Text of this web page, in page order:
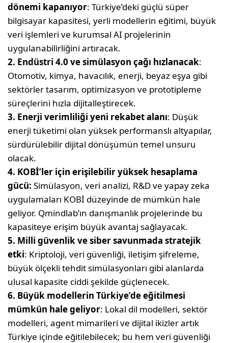
dönemi kapanıyor: Türkiye’deki güçlü süper
bilgisayar kapasitesi, yerli modellerin eğitimi, büyük
veri işlemleri ve kurumsal AI projelerinin
uygulanabilirliğini artıracak.
2. Endüstri 4.0 ve simülasyon çağı hızlanacak:
Otomotiv, kimya, havacılık, enerji, beyaz eşya gibi
sektörler tasarım, optimizasyon ve prototipleme
süreçlerini hızla dijitalleştirecek.
3. Enerji verimliliği yeni rekabet alanı: Düşük
enerji tüketimi olan yüksek performanslı altyapılar,
sürdürülebilir dijital dönüşümün temel unsuru
olacak.
4. KOBİ’ler için erişilebilir yüksek hesaplama
gücü: Simülasyon, veri analizi, R&D ve yapay zeka
uygulamaları KOBİ düzeyinde de mümkün hale
geliyor. Qmindlab’ın danışmanlık projelerinde bu
kapasiteye erişim büyük avantaj sağlayacak.
5. Milli güvenlik ve siber savunmada stratejik
etki: Kriptoloji, veri güvenliği, iletişim şifreleme,
büyük ölçekli tehdit simülasyonları gibi alanlarda
ulusal kapasite ciddi şekilde güçlenecek.
6. Büyük modellerin Türkiye’de eğitilmesi
mümkün hale geliyor: Lokal dil modelleri, sektör
modelleri, agent mimarileri ve dijital ikizler artık
Türkiye içinde eğitilebilecek; bu hem veri güvenliği